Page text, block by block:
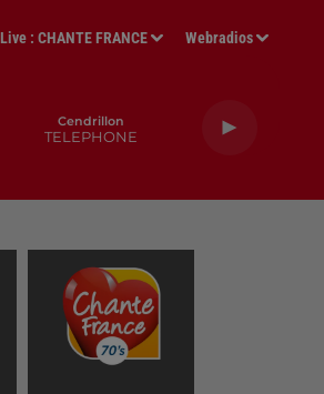
Live :CHANTE FRANCE Webradios
Cendrillon
TELEPHONE